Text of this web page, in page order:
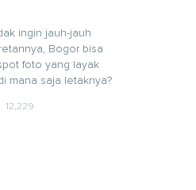
ingin jauh-jauh
Bogor bisa
foto yang layak
mana saja letaknya?
12,229